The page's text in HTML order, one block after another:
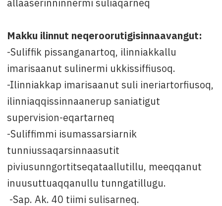
allaaserinninnermi suliaqarneq
Makku ilinnut neqeroorutigisinnaavangut:
-Suliffik pissanganartoq, ilinniakkallu
imarisaanut sulinermi ukkissiffiusoq.
-Ilinniakkap imarisaanut suli ineriartorfiusoq,
ilinniaqqissinnaanerup saniatigut
supervision-eqartarneq
-Suliffimmi isumassarsiarnik
tunniussaqarsinnaasutit
piviusunngortitseqataallutillu, meeqqanut
inuusuttuaqqanullu tunngatillugu.
-Sap. Ak. 40 tiimi sulisarneq.